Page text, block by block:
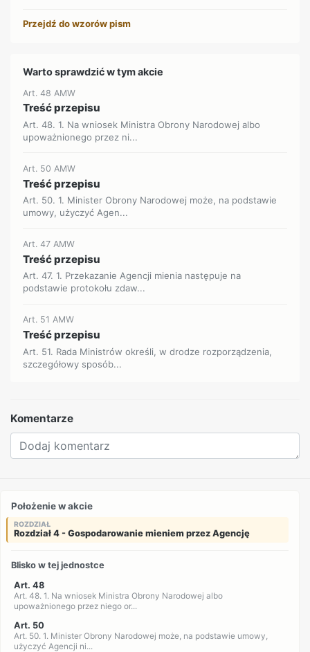
Przejdź do wzorów pism
Warto sprawdzić w tym akcie
Art. 48 AMW
Treść przepisu
Art. 48. 1. Na wniosek Ministra Obrony Narodowej albo
upoważnionego przez ni...
Art. 50 AMW
Treść przepisu
Art. 50. 1. Minister Obrony Narodowej może, na podstawie
umowy, użyczyć Agen...
Art. 47 AMW
Treść przepisu
Art. 47. 1. Przekazanie Agencji mienia następuje na
podstawie protokołu zdaw...
Art. 51 AMW
Treść przepisu
Art. 51. Rada Ministrów określi, w drodze rozporządzenia,
szczegółowy sposób...
Komentarze
Położenie w akcie
ROZDZIAŁ
Rozdział 4 - Gospodarowanie mieniem przez Agencję
Blisko w tej jednostce
Art. 48
Art. 48. 1. Na wniosek Ministra Obrony Narodowej albo
upoważnionego przez niego or...
Art. 50
Art. 50. 1. Minister Obrony Narodowej może, na podstawie umowy,
użyczyć Agencji ni...